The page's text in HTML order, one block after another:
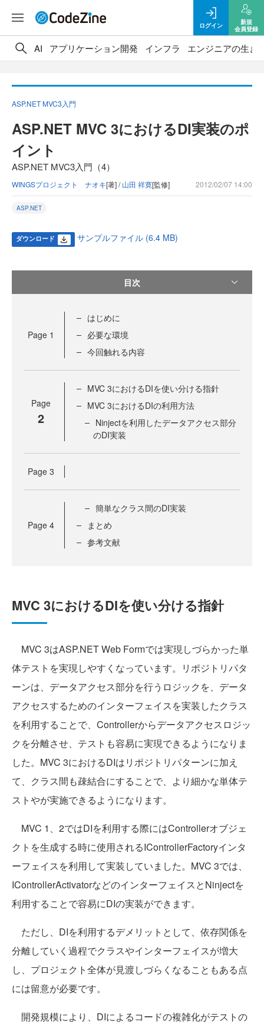
ログイン
新規
会員登録
AI アプリケーション開発 インフラ エンジニアの生き
ASP.NET MVC3入門
ASP.NET MVC 3におけるDI実装のポ
イント
ASP.NET MVC3入門（4）
WINGSプロジェクト ナオキ[著] /山田 祥寛[監修] 2012/02/07 14:00
ASP.NET
ダウンロード サンプルファイル (6.4 MB)
目次
Page 1
はじめに
必要な環境
今回触れる内容
Page
2
MVC 3におけるDIを使い分ける指針
MVC 3におけるDIの利用方法
Ninjectを利用したデータアクセス部分
のDI実装
Page 3
Page 4
簡単なクラス間のDI実装
まとめ
参考文献
MVC 3におけるDIを使い分ける指針
MVC 3はASP.NET Web Formでは実現しづらかった単
体テストを実現しやすくなっています。リポジトリパタ
ーンは、データアクセス部分を行うロジックを、データ
アクセスするためのインターフェイスを実装したクラス
を利用することで、Controllerからデータアクセスロジッ
クを分離させ、テストも容易に実現できるようになりま
した。MVC 3におけるDIはリポジトリパターンに加え
て、クラス間も疎結合にすることで、より細かな単体テ
ストやが実施できるようになります。
MVC 1、2ではDIを利用する際にはControllerオブジェ
クトを生成する時に使用されるIControllerFactoryインタ
ーフェイスを利用して実装していました。MVC 3では、
IControllerActivatorなどのインターフェイスとNinjectを
利用することで容易にDIの実装ができます。
ただし、DIを利用するデメリットとして、依存関係を
分離していく過程でクラスやインターフェイスが増大
し、プロジェクト全体が見渡しづらくなることもある点
には留意が必要です。
開発規模により、DIによるコードの複雑化がテストの